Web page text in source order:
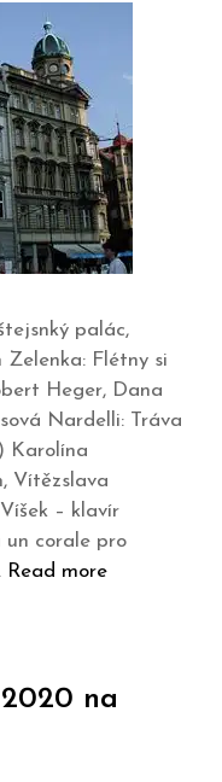
palác,
Zelenka: Flétny si
Heger, Dana
Nardelli: Tráva
Karolína
Vítězslava
– klavír
un corale pro
Read more
na